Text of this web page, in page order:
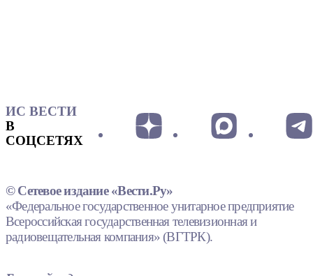
ИС ВЕСТИ
В
СОЦСЕТЯХ
© Сетевое издание «Вести.Ру»
«Федеральное государственное унитарное предприятие
Всероссийская государственная телевизионная и
радиовещательная компания» (ВГТРК).